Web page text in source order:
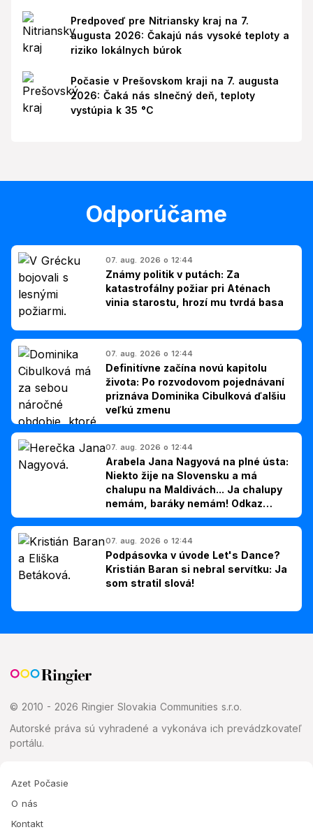
Predpoveď pre Nitriansky kraj na 7.
augusta 2026: Čakajú nás vysoké teploty a
riziko lokálnych búrok
Počasie v Prešovskom kraji na 7. augusta
2026: Čaká nás slnečný deň, teploty
vystúpia k 35 °C
Odporúčame
07. aug. 2026 o 12:44
Známy politik v putách: Za
katastrofálny požiar pri Aténach
vinia starostu, hrozí mu tvrdá basa
07. aug. 2026 o 12:44
Definitívne začína novú kapitolu
života: Po rozvodovom pojednávaní
priznáva Dominika Cibulková ďalšiu
veľkú zmenu
07. aug. 2026 o 12:44
Arabela Jana Nagyová na plné ústa:
Niekto žije na Slovensku a má
chalupu na Maldivách... Ja chalupy
nemám, baráky nemám! Odkaz
Slovákom
07. aug. 2026 o 12:44
Podpásovka v úvode Let's Dance?
Kristián Baran si nebral servítku: Ja
som stratil slová!
© 2010 - 2026 Ringier Slovakia Communities s.r.o.
Autorské práva sú vyhradené a vykonáva ich prevádzkovateľ
portálu.
Azet Počasie
O nás
Kontakt